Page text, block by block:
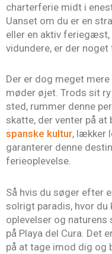
charterferie midt i
Uanset om du er en
eller en aktiv
vidundere, er der noget
Der er dog meget
møder øjet. Trods sit
sted, rummer denne
skatte, der venter på at
spanske kultur, lækker
garanterer denne
ferieoplevelse.
Så hvis du søger efter
solrigt paradis, hvor du
oplevelser og
på Playa del Cura. Det
på at tage imod dig og